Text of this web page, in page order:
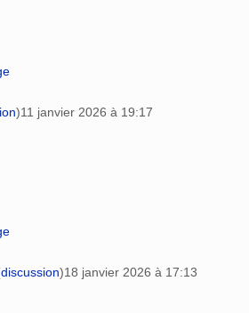
)11 janvier 2026 à 19:17
discussion)18 janvier 2026 à 17:13